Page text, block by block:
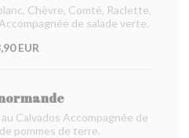
Chèvre, Comté, Raclette,
de salade verte.
EUR
Calvados Accompagnée de
pommes de terre.